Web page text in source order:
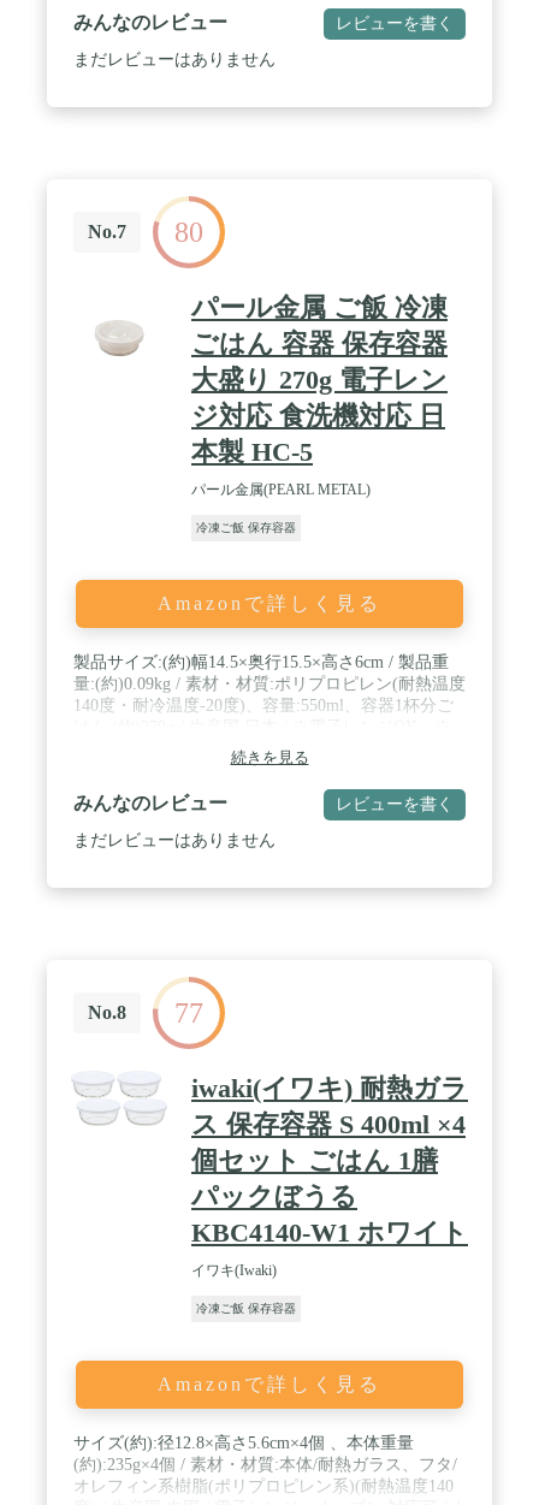
みんなのレビュー レビューを書く
まだレビューはありません
No.7 80
パール金属 ご飯 冷凍
ごはん 容器 保存容器
大盛り 270g 電子レン
ジ対応 食洗機対応 日
本製 HC-5
パール金属(PEARL METAL)
冷凍ご飯 保存容器
Amazonで詳しく見る
製品サイズ:(約)幅14.5×奥行15.5×高さ6cm / 製品重
量:(約)0.09kg / 素材・材質:ポリプロピレン(耐熱温度
140度・耐冷温度-20度)、容量:550ml、容器1杯分ご
冷凍保存OK、※食洗機OK続きを見る
みんなのレビュー レビューを書く
まだレビューはありません
No.8 77
iwaki(イワキ) 耐熱ガラ
ス 保存容器 S 400ml ×4
個セット ごはん 1膳
パックぼうる
KBC4140-W1 ホワイト
イワキ(Iwaki)
冷凍ご飯 保存容器
Amazonで詳しく見る
サイズ(約):径12.8×高さ5.6cm×4個 、本体重量
(約):235g×4個 / 素材・材質:本体/耐熱ガラス、フタ/
オレフィン系樹脂(ポリプロピレン系)(耐熱温度140